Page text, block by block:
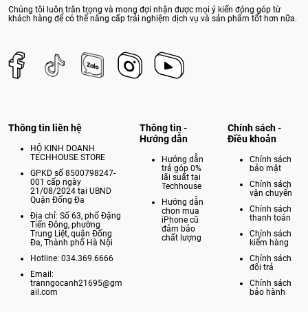
Chúng tôi luôn trân trọng và mong đợi nhận được mọi ý kiến đóng góp từ
khách hàng để có thể nâng cấp trải nghiệm dịch vụ và sản phẩm tốt hơn nữa.
Thông tin liên hệ
HỘ KINH DOANH
TECHHOUSE STORE
GPKD số 8500798247-
001 cấp ngày
21/08/2024 tại UBND
Quận Đống Đa
Địa chỉ: Số 63, phố Đặng
Tiến Đông, phường
Trung Liệt, quận Đống
Đa, Thành phố Hà Nội
Hotline: 034.369.6666
Email:
tranngocanh21695@gm
ail.com
Thông tin -
Hướng dẫn
Hướng dẫn
trả góp 0%
lãi suất tại
Techhouse
Hướng dẫn
chọn mua
iPhone cũ
đảm bảo
chất lượng
Chính sách -
Điều khoản
Chính sách
bảo mật
Chính sách
vận chuyển
Chính sách
thanh toán
Chính sách
kiểm hàng
Chính sách
đổi trả
Chính sách
bảo hành